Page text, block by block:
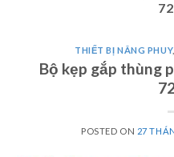
THIẾT BỊ NÂNG PHUY
Bộ kẹp gắp thùng
POSTED ON 27